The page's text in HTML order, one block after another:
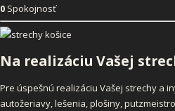
0 Spokojnosť
Na realizáciu Vašej
Pre úspešnú realizáciu Vašej strechy a
autožeriavy, lešenia, plošiny,